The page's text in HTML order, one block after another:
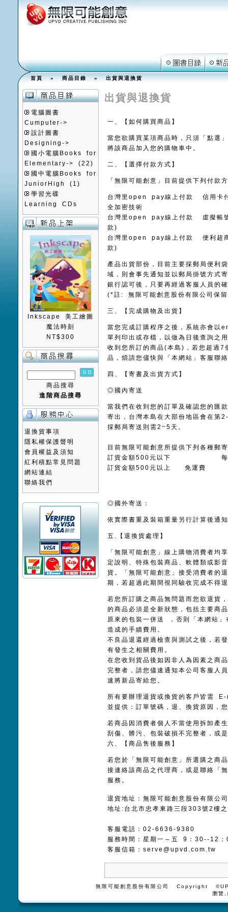
首頁»商品目錄»出貨與退換貨
電腦圖書
Cumputer->
設計圖書
Designing->
國小電腦Books for
Elementary->
(22)
國中電腦Books for
JuniorHigh
(1)
學習光碟
Learning CDs
Inkscape 美工繪圖
魔法時刻
NT$300
商品搜尋
進階商品搜尋
退換貨事項
隱私權保護聲明
會員權益及須知
紅利積點常見問題
網站連結
聯絡我們
出貨與退換貨
一、【如何購買商品】
當您欲購買某項商品時，只須「點選
將該商品加入您的購物車中。
二、【選擇付款方式】
「無限可能創意」目前提供下列付款
台灣里open pay線上付款 信用卡
全加密技術
台灣里open pay線上付款 虛擬帳
款)
台灣里open pay線上付款 便利超
款)
產品出貨部份，目前主要採郵局便利
域，則會事先通知並以郵局掛號方式
銀行認可後，只要再經過客服人員的
(*註: 無限可能創意股份有限公司保
三、【完成購物及出貨】
當您完成訂購程序之後，系統亦會以
單列印出或存檔，以做為日後查詢之
收到您所訂的商品(本島)，若您超過
品，煩請您儘快與「本網站」客服聯
四、【寄書及出貨方式】
◎國內寄送
當我們在收到您的訂單及確認您的匯
寄出，台灣本島在大部份地區會在第
採郵局寄送則需2~5天。
目前無限可能創意所提供下列各種郵
訂貨金額500元以下 每筆
訂貨金額500元以上 免運費
◎國外寄送：
依實際書重及裝箱重量另行計算後通
五.【退換貨處理】
「無限可能創意」線上購物消費者均
定說明、特殊包裝商品、軟體類或影
貨。「無限可能創意」接受消費者的
期，若超過此期間視同驗收完成不得
若您所訂購之商品無問題而您欲退貨
的商品必須是全新狀態，包括主要商
原來的包裝一併送 ，否則「本網站
造成的手續費用。
不良品退還經過檢查與測試之後，若
有發生之相關費用。
在您收到貨品後如因非人為因素之商
完整者，請您儘速通知本公司客服人
速將新品寄給您。
所有要辦理退貨或換貨的客戶皆需
並提供：訂單號碼，退、換貨原因，
若商品因消費者個人不當使用拆卸產
刮傷、髒污、包裝破損不完整者，或
六、【商品售後服務】
若您於「無限可能創意」所選購之商
接連絡該商品之代理商，或是聯絡「
服務。
退貨地址：無限可能創意股份有限公司
地址:台北市忠孝東路三段303號2樓
客服電話：02-6636-9380
服務時間：星期一～五 9：30--12
客服信箱： serve@upvd.com.tw
無限可能創意股份有限公司 Copyright
瀏